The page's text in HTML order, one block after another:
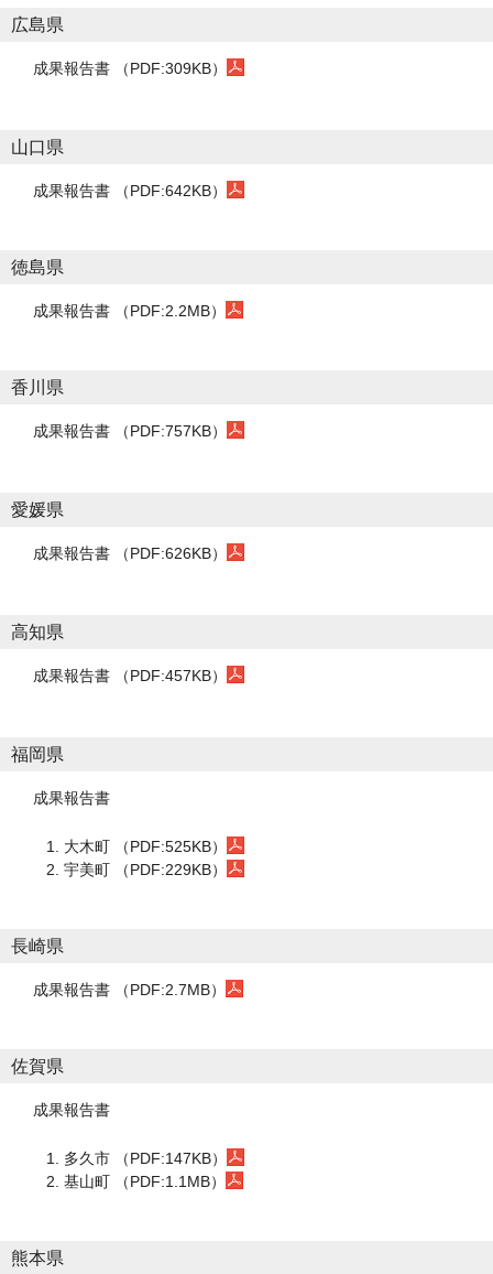
広島県
成果報告書 （PDF:309KB）
山口県
成果報告書 （PDF:642KB）
徳島県
成果報告書 （PDF:2.2MB）
香川県
成果報告書 （PDF:757KB）
愛媛県
成果報告書 （PDF:626KB）
高知県
成果報告書 （PDF:457KB）
福岡県
成果報告書
大木町 （PDF:525KB）
宇美町 （PDF:229KB）
長崎県
成果報告書 （PDF:2.7MB）
佐賀県
成果報告書
多久市 （PDF:147KB）
基山町 （PDF:1.1MB）
熊本県